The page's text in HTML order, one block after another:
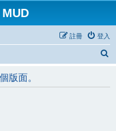
登入
註冊
版面。